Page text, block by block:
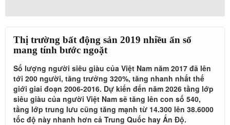
mang
tính
bước
ngoặt
mang
tính
bước
ngoặt
ngoặt
Thị trường bất động sản 2019 nhiều ẩn số
mang tính bước ngoặt
Số lượng người siêu giàu của Việt Nam năm 2017 đã lên
tới 200 người, tăng trưởng 320%, tăng nhanh nhất thế
giới giai đoạn 2006-2016. Dự kiến đến năm 2026 tầng lớp
siêu giàu của người Việt Nam sẽ tăng lên con số 540,
tầng lớp trung lưu cũng tăng mạnh từ 14.300 lên 38.6000
tốc độ này nhanh hơn cả Trung Quốc hay Ấn Độ.